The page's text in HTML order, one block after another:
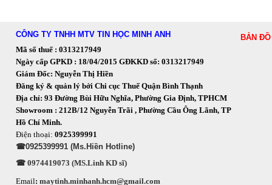
CÔNG TY TNHH MTV TIN HỌC MINH ANH
Mã số thuế : 0313217949
Ngày cấp GPKD : 18/04/2015 GĐKKD số: 0313217949
Giám Đốc: Nguyễn Thị Hiền
Đăng ký & quản lý bởi Chi cục Thuế Quận Bình Thạnh
Địa chỉ: 93 Đường Bùi Hữu Nghĩa, Phường Gia Định, TPHCM
Showroom : 212B/12 Nguyễn Trãi , Phường Cầu Ông Lãnh, TP
Hồ Chí Minh.
Điện thoại: 0925399991
☎0925399991 (Ms.Hiền Hotline)
☎ 0974419073 (MS.Linh KD sĩ)
Email: maytinh.minhanh.hcm@gmail.com
BẢN